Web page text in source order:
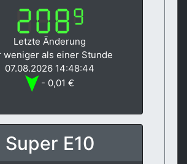
Letzte Änderung
weniger als einer Stunde
07.08.2026 14:48:44
- 0,01 €
Super E10